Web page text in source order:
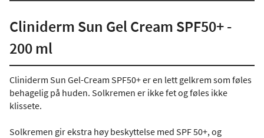
Cliniderm Sun Gel Cream SPF50+ -
200 ml
Cliniderm Sun Gel-Cream SPF50+ er en lett gelkrem som føles
behagelig på huden. Solkremen er ikke fet og føles ikke
klissete.
Solkremen gir ekstra høy beskyttelse med SPF 50+, og